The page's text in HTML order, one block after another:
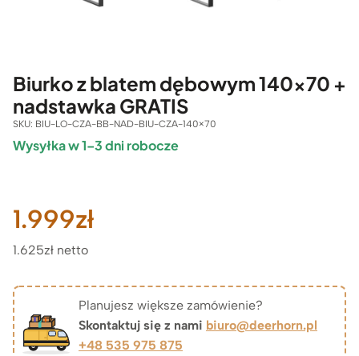
Biurko z blatem dębowym 140×70 +
nadstawka GRATIS
SKU: BIU-LO-CZA-BB-NAD-BIU-CZA-140×70
Wysyłka w 1–3 dni robocze
1.999zł
1.625zł netto
Planujesz większe zamówienie?
Skontaktuj się z nami biuro@deerhorn.pl
+48 535 975 875